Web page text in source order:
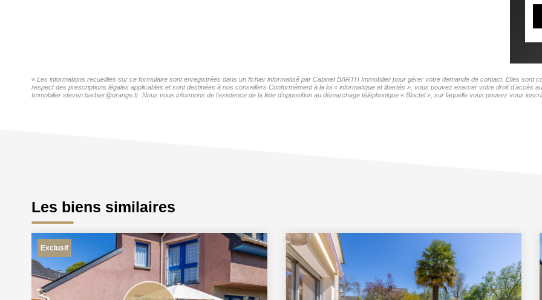
« Les informations recueillies sur ce formulaire sont enregistrées dans un fichier informatisé par Cabinet BARTH Immobilier pour gérer votre demande de contact. Elles sont
respect des prescriptions légales applicables et sont destinées à nos conseillers Conformément à la loi « informatique et libertés », vous pouvez exercer votre droit d'accès
Immobilier steven.barbier@orange.fr. Nous vous informons de l'existence de la liste d'opposition au démarchage téléphonique « Bloctel », sur laquelle vous pouvez vous
Les biens similaires
Exclusif